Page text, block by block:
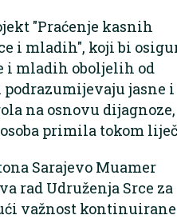
"Praćenje kasnih
i mladih", koji bi
i mladih oboljelih od
jasne i
na osnovu dijagnoze,
primila tokom
Sarajevo Muamer
rad Udruženja Srce za
važnost kontinuirane